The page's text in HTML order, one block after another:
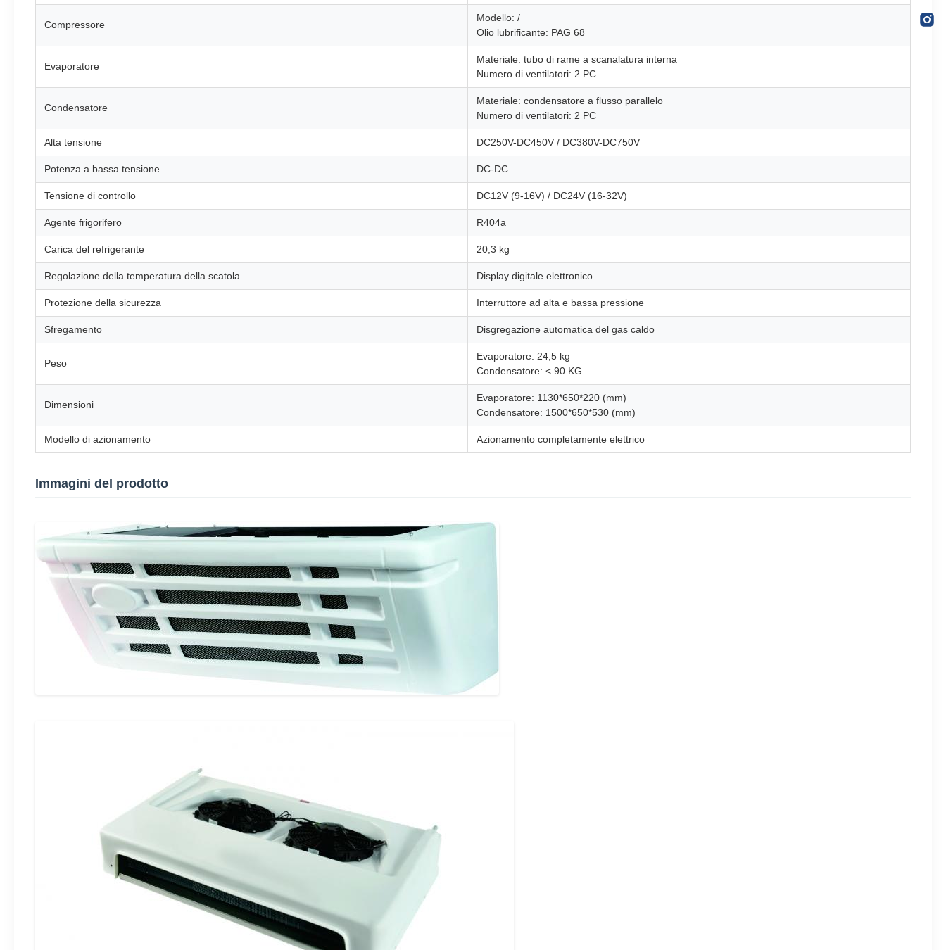
Compressore
Modello: /
Olio lubrificante: PAG 68
Evaporatore
Materiale: tubo di rame a scanalatura interna
Numero di ventilatori: 2 PC
Condensatore
Materiale: condensatore a flusso parallelo
Numero di ventilatori: 2 PC
Alta tensione DC250V-DC450V / DC380V-DC750V
Potenza a bassa tensione DC-DC
Tensione di controllo DC12V (9-16V) / DC24V (16-32V)
Agente frigorifero R404a
Carica del refrigerante 20,3 kg
Regolazione della temperatura della scatola Display digitale elettronico
Protezione della sicurezza Interruttore ad alta e bassa pressione
Sfregamento Disgregazione automatica del gas caldo
Peso
Evaporatore: 24,5 kg
Condensatore: < 90 KG
Dimensioni
Evaporatore: 1130*650*220 (mm)
Condensatore: 1500*650*530 (mm)
Modello di azionamento Azionamento completamente elettrico
Immagini del prodotto